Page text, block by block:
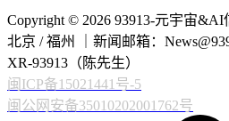
Copyright © 2026 93913-元宇宙
北京 / 福州 ｜新闻邮箱：
XR-93913（陈先生）
闽ICP备15021441号-5
闽公网安备35010202001762号